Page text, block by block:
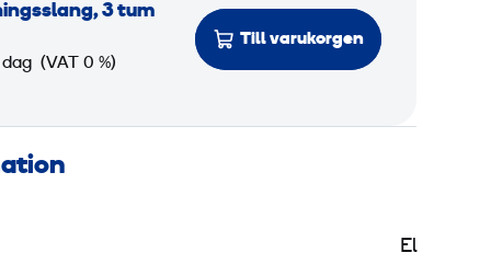
3 tum
(VAT 0 %)
Till varukorgen
El